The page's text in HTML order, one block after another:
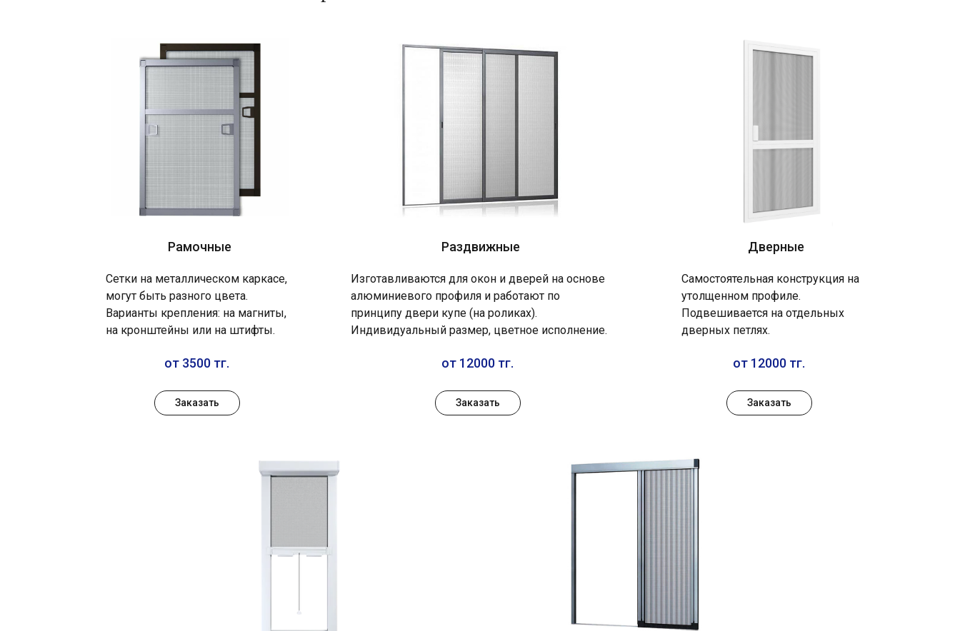
Рамочные Раздвижные Дверные
Сетки на металлическом каркасе,
могут быть разного цвета.
Варианты крепления: на магниты,
на кронштейны или на штифты.
Изготавливаются для окон и дверей на основе
алюминиевого профиля и работают по
принципу двери купе (на роликах).
Индивидуальный размер, цветное исполнение.
Самостоятельная конструкция на
утолщенном профиле.
Подвешивается на отдельных
дверных петлях.
от 3500 тг. от 12000 тг. от 12000 тг.
Заказать Заказать Заказать